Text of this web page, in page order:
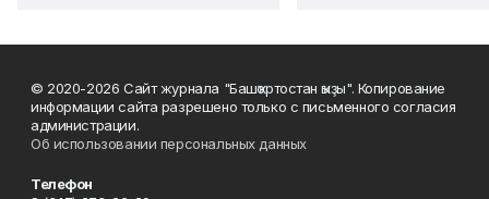
© 2020-2026 Сайт журнала "Башҡортостан ҡыҙы". Копирование
информации сайта разрешено только с письменного согласия
администрации.
Об использовании персональных данных
Телефон